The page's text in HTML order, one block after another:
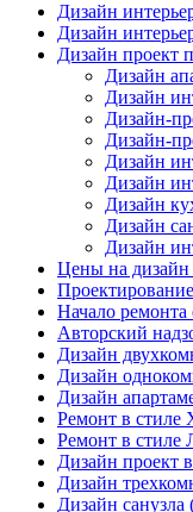
Дизайн
Дизайн
Дизайн проект
Дизайн
Дизайн
Дизайн-
Дизайн-
Дизайн
Дизайн
Дизайн
Дизайн
Дизайн
Цены на дизайн
Начало ремонта
Авторский
Дизайн
Дизайн
Дизайн
Ремонт в стиле
Ремонт в стиле
Дизайн проект
Дизайн
Дизайн санузла